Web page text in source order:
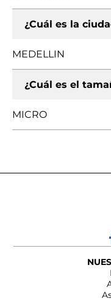
¿Cuál es la
MEDELLIN
¿Cuál es el
MICRO